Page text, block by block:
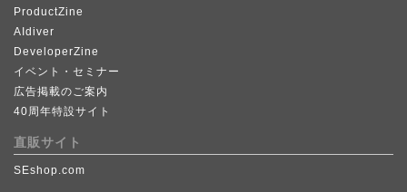
ProductZine
AIdiver
DeveloperZine
イベント・セミナー
広告掲載のご案内
40周年特設サイト
直販サイト
SEshop.com